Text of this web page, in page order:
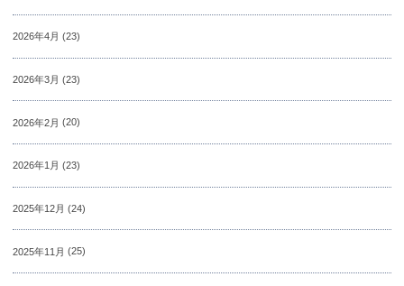
2026年4月 (23)
2026年3月 (23)
2026年2月 (20)
2026年1月 (23)
2025年12月 (24)
2025年11月 (25)